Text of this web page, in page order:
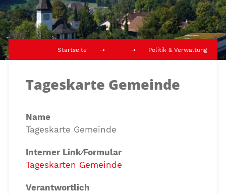
Startseite Politik & Verwaltung
Tageskarte Gemeinde
Name
Tageskarte Gemeinde
Interner Link⁄Formular
Tageskarten Gemeinde
Verantwortlich